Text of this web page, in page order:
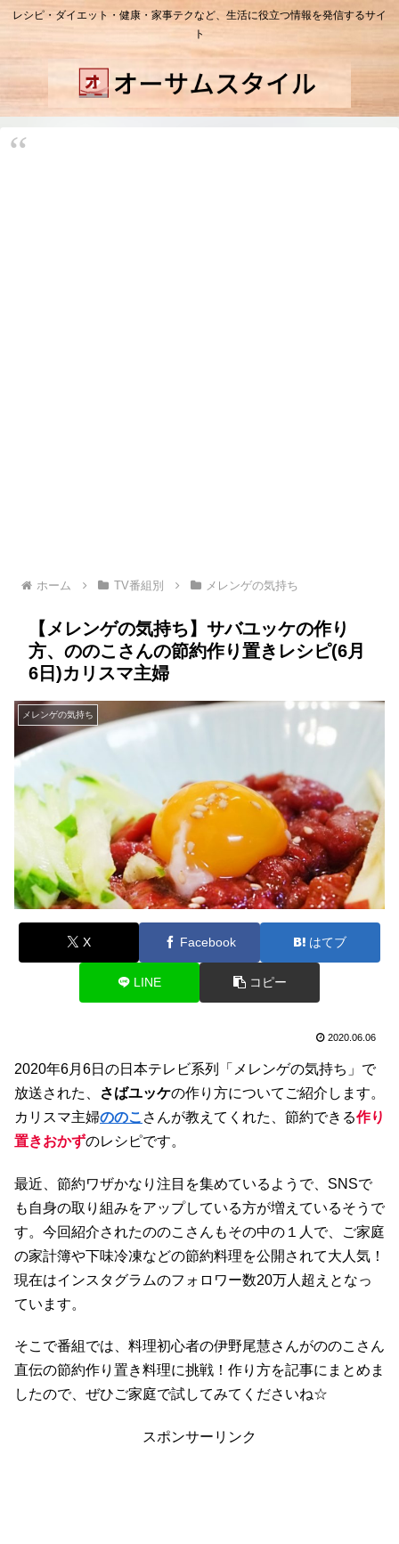
レシピ・ダイエット・健康・家事テクなど、生活に役立つ情報を発信するサイ
ト
ホーム TV番組別 メレンゲの気持ち
【メレンゲの気持ち】サバユッケの作り
方、ののこさんの節約作り置きレシピ(6月
6日)カリスマ主婦
メレンゲの気持ち
X Facebook はてブ
LINE コピー
2020.06.06
2020年6月6日の日本テレビ系列「メレンゲの気持ち」で
放送された、
さばユッケの作り方についてご紹介します。
カリスマ主婦ののこ さんが教えてくれた、節約できる作り
置きおかずのレシピです。
最近、節約ワザかなり注目を集めているようで、SNSで
も自身の取り組みをアップしている方が増えているそうで
す。今回紹介されたののこさんもその中の１人で、ご家庭
の家計簿や下味冷凍などの節約料理を公開されて大人気！
現在はインスタグラムのフォロワー数20万人超えとなっ
ています。
そこで番組では、料理初心者の伊野尾慧さんがののこさん
直伝の節約作り置き料理に挑戦！作り方を記事にまとめま
したので、ぜひご家庭で試してみてくださいね☆
スポンサーリンク